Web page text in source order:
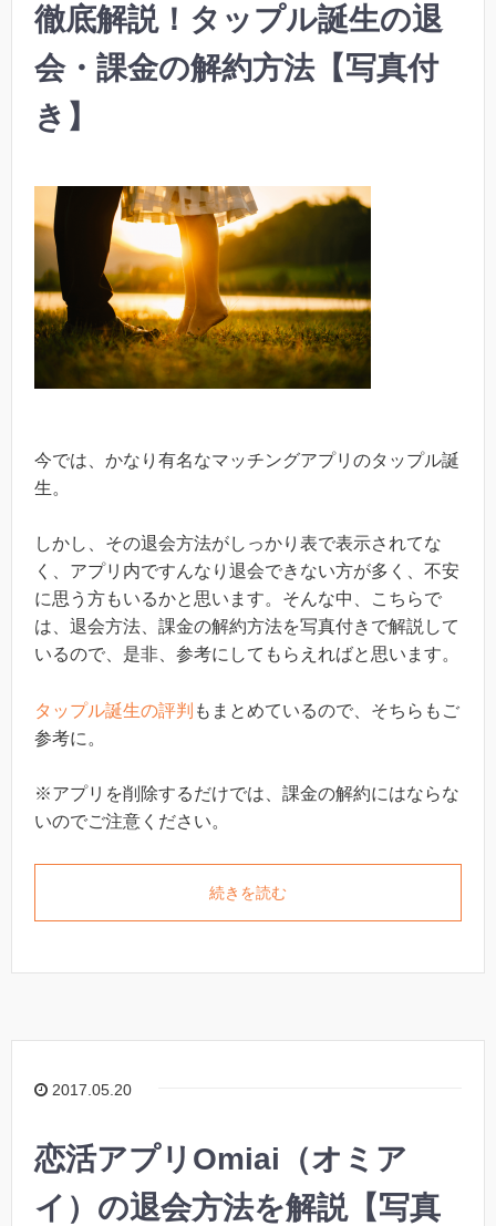
徹底解説！タップル誕生の退
会・課金の解約方法【写真付
き】
今では、かなり有名なマッチングアプリのタップル誕
生。
しかし、その退会方法がしっかり表で表示されてな
く、アプリ内ですんなり退会できない方が多く、不安
に思う方もいるかと思います。そんな中、こちらで
は、退会方法、課金の解約方法を写真付きで解説して
いるので、是非、参考にしてもらえればと思います。
タップル誕生の評判 もまとめているので、そちらもご
参考に。
※アプリを削除するだけでは、課金の解約にはならな
いのでご注意ください。
続きを読む
2017.05.20
恋活アプリOmiai（オミア
イ）の退会方法を解説【写真